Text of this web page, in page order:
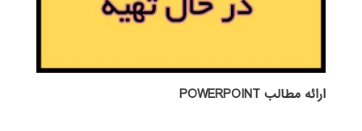
ارائه مطالب POWERPOINT